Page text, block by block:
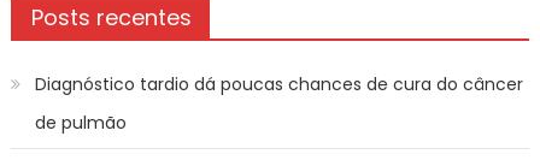
Posts recentes
Diagnóstico tardio dá poucas chances de cura do câncer
de pulmão